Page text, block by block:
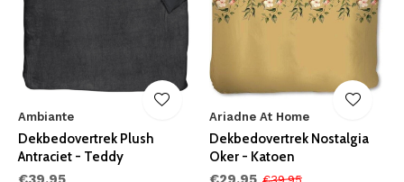
Ambiante
Dekbedovertrek Plush
Antraciet - Teddy
Ariadne At Home
Dekbedovertrek Nostalgia
Oker - Katoen